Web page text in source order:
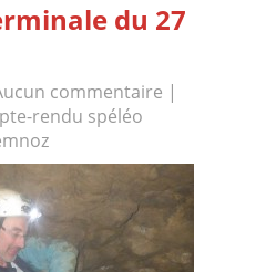
du 27
commentaire |
rendu spéléo